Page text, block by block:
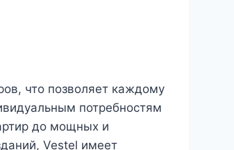
что позволяет каждому
потребностям
до мощных и
Vestel имеет